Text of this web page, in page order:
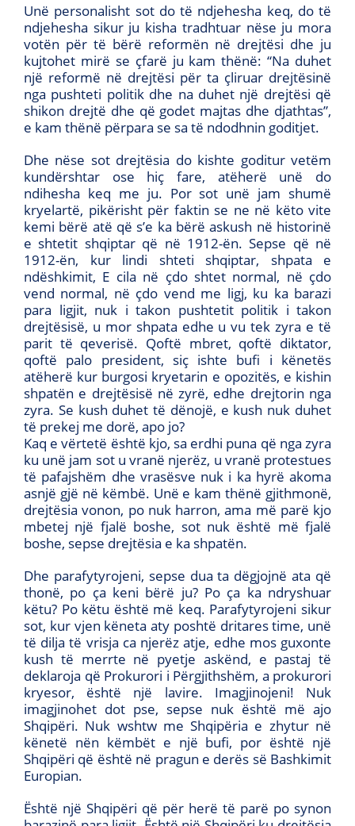
Unë personalisht sot do të ndjehesha keq, do të
ndjehesha sikur ju kisha tradhtuar nëse ju mora
votën për të bërë reformën në drejtësi dhe ju
kujtohet mirë se çfarë ju kam thënë: “Na duhet
një reformë në drejtësi për ta çliruar drejtësinë
nga pushteti politik dhe na duhet një drejtësi që
shikon drejtë dhe që godet majtas dhe djathtas”,
e kam thënë përpara se sa të ndodhnin goditjet.
Dhe nëse sot drejtësia do kishte goditur vetëm
kundërshtar ose hiç fare, atëherë unë do
ndihesha keq me ju. Por sot unë jam shumë
kryelartë, pikërisht për faktin se ne në këto vite
kemi bërë atë që s’e ka bërë askush në historinë
e shtetit shqiptar që në 1912-ën. Sepse që në
1912-ën, kur lindi shteti shqiptar, shpata e
ndëshkimit, E cila në çdo shtet normal, në çdo
vend normal, në çdo vend me ligj, ku ka barazi
para ligjit, nuk i takon pushtetit politik i takon
drejtësisë, u mor shpata edhe u vu tek zyra e të
parit të qeverisë. Qoftë mbret, qoftë diktator,
qoftë palo president, siç ishte bufi i kënetës
atëherë kur burgosi kryetarin e opozitës, e kishin
shpatën e drejtësisë në zyrë, edhe drejtorin nga
zyra. Se kush duhet të dënojë, e kush nuk duhet
të prekej me dorë, apo jo?
Kaq e vërtetë është kjo, sa erdhi puna që nga zyra
ku unë jam sot u vranë njerëz, u vranë protestues
të pafajshëm dhe vrasësve nuk i ka hyrë akoma
asnjë gjë në këmbë. Unë e kam thënë gjithmonë,
drejtësia vonon, po nuk harron, ama më parë kjo
mbetej një fjalë boshe, sot nuk është më fjalë
boshe, sepse drejtësia e ka shpatën.
Dhe parafytyrojeni, sepse dua ta dëgjojnë ata që
thonë, po ça keni bërë ju? Po ça ka ndryshuar
këtu? Po këtu është më keq. Parafytyrojeni sikur
sot, kur vjen këneta aty poshtë dritares time, unë
të dilja të vrisja ca njerëz atje, edhe mos guxonte
kush të merrte në pyetje askënd, e pastaj të
deklaroja që Prokurori i Përgjithshëm, a prokurori
kryesor, është një lavire. Imagjinojeni! Nuk
imagjinohet dot pse, sepse nuk është më ajo
Shqipëri. Nuk wshtw me Shqipëria e zhytur në
kënetë nën këmbët e një bufi, por është një
Shqipëri që është në pragun e derës së Bashkimit
Europian.
Është një Shqipëri që për herë të parë po synon